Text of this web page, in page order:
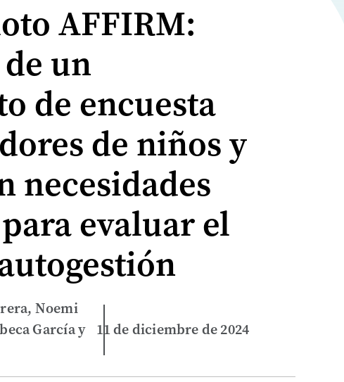
AFFIRM:
un
de encuesta
de niños y
necesidades
evaluar el
Noemi
García y
11 de diciembre de 2024